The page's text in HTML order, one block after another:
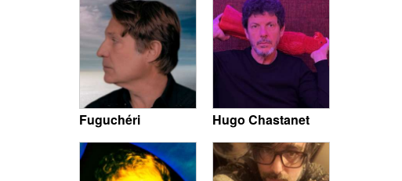
Fuguchéri Hugo Chastanet